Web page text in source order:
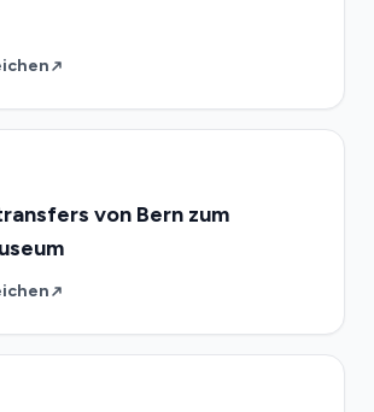
von Bern zum